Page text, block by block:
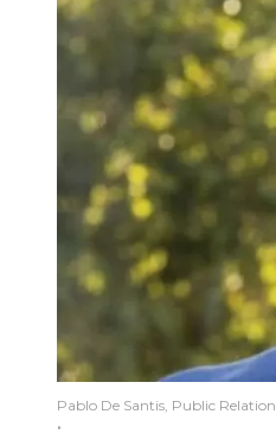
Pablo De Santis, Public
.